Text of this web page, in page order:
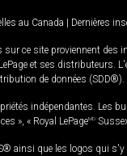
au Canada | Dernières
ce site proviennent des
et ses distributeurs.
de données (SDD®).
indépendantes. Les
», « Royal LePageMD
ainsi que les logos qui